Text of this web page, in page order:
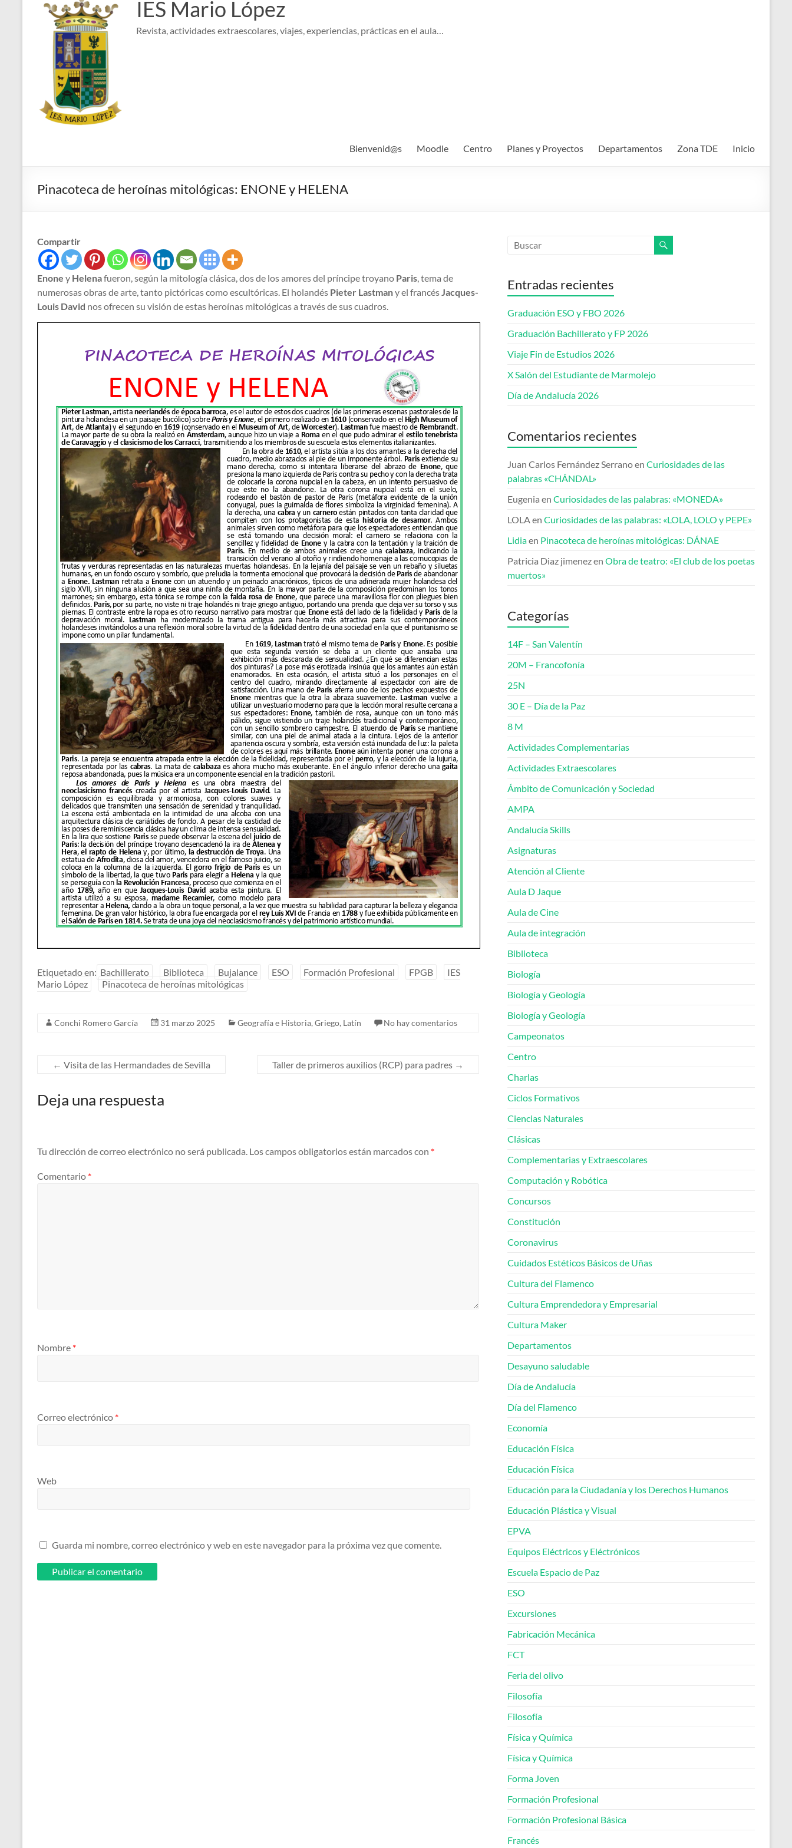
IES Mario López
Revista, actividades extraescolares, viajes, experiencias, prácticas en el aula…
Bienvenid@s Moodle Centro Planes y Proyectos Departamentos Zona TDE Inicio
Pinacoteca de heroínas mitológicas: ENONE y HELENA
Compartir
Enone y Helenafueron, según la mitología clásica, dos de los amores del príncipe troyano Paris, tema de
numerosas obras de arte, tanto pictóricas como escultóricas. El holandés Pieter Lastmany el francésJacques-
Louis David nos ofrecen su visión de estas heroínas mitológicas a través de sus cuadros.
Etiquetado en: Bachillerato Biblioteca Bujalance ESO Formación Profesional FPGB
IES
Mario López
Pinacoteca de heroínas mitológicas
Conchi Romero García 31 marzo 2025 Geografía e Historia, Griego, Latín No hay comentarios
← Visita de las Hermandades de Sevilla Taller de primeros auxilios (RCP) para padres →
Deja una respuesta
Tu dirección de correo electrónico no será publicada. Los campos obligatorios están marcados con *
Comentario *
Nombre *
Correo electrónico *
Web
Guarda mi nombre, correo electrónico y web en este navegador para la próxima vez que comente.
Entradas recientes
Graduación ESO y FBO 2026
Graduación Bachillerato y FP 2026
Viaje Fin de Estudios 2026
X Salón del Estudiante de Marmolejo
Día de Andalucía 2026
Comentarios recientes
Juan Carlos Fernández Serranoen Curiosidades de las
palabras «CHÁNDAL»
Eugenia en Curiosidades de las palabras: «MONEDA»
LOLAen Curiosidades de las palabras: «LOLA, LOLO y PEPE»
Lidiaen Pinacoteca de heroínas mitológicas: DÁNAE
Patricia Diaz jimenezen Obra de teatro: «El club de los poetas
muertos»
Categorías
14F – San Valentín
20M – Francofonía
25N
30 E – Día de la Paz
8 M
Actividades Complementarias
Actividades Extraescolares
Ámbito de Comunicación y Sociedad
AMPA
Andalucía Skills
Asignaturas
Atención al Cliente
Aula D Jaque
Aula de Cine
Aula de integración
Biblioteca
Biología
Biología y Geología
Biología y Geología
Campeonatos
Centro
Charlas
Ciclos Formativos
Ciencias Naturales
Clásicas
Complementarias y Extraescolares
Computación y Robótica
Concursos
Constitución
Coronavirus
Cuidados Estéticos Básicos de Uñas
Cultura del Flamenco
Cultura Emprendedora y Empresarial
Cultura Maker
Departamentos
Desayuno saludable
Día de Andalucía
Día del Flamenco
Economía
Educación Física
Educación Física
Educación para la Ciudadanía y los Derechos Humanos
Educación Plástica y Visual
EPVA
Equipos Eléctricos y Eléctrónicos
Escuela Espacio de Paz
ESO
Excursiones
Fabricación Mecánica
FCT
Feria del olivo
Filosofía
Filosofía
Física y Química
Física y Química
Forma Joven
Formación Profesional
Formación Profesional Básica
Francés